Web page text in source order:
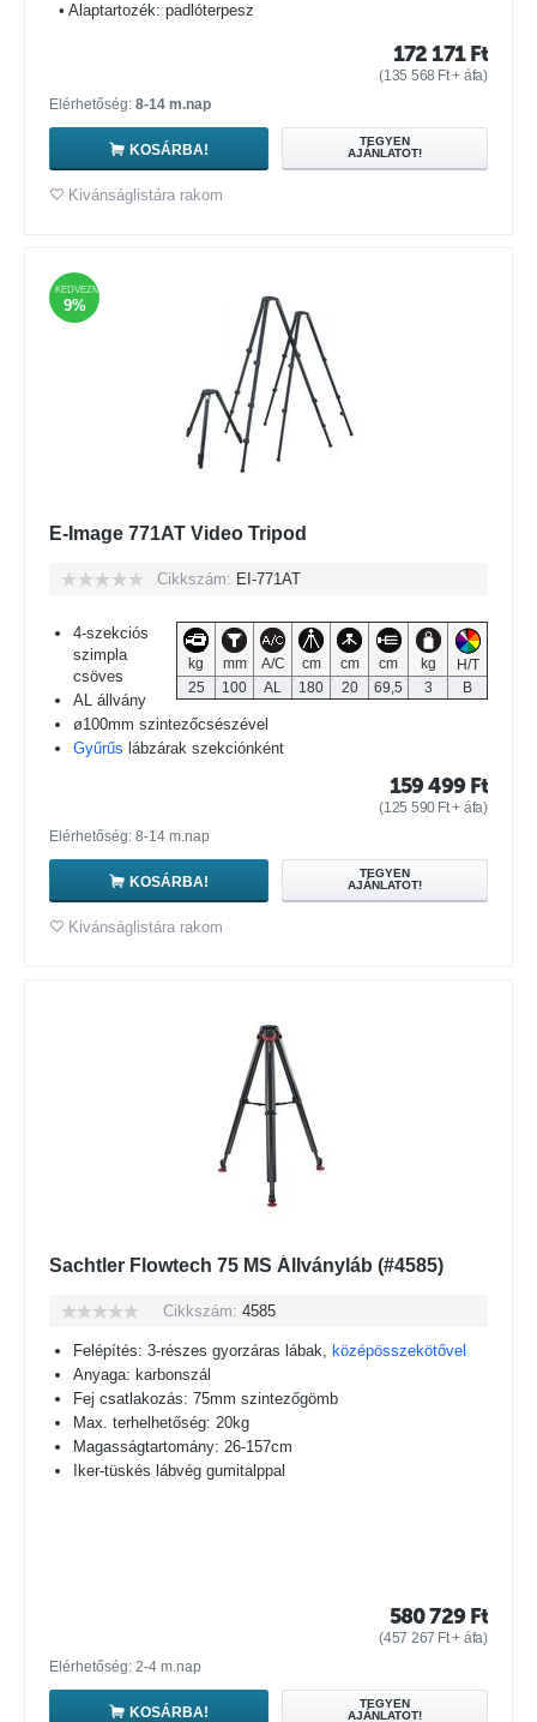
• Alaptartozék: padlóterpesz
172 171 Ft
(135 568 Ft+ áfa)
Elérhetőség: 8-14 m.nap
KOSÁRBA!
TEGYEN
AJÁNLATOT!
Kivánságlistára rakom
KEDVEZMÉNY
9%
E-Image 771AT Video Tripod
Cikkszám: EI-771AT
kg mm A/C cm cm cm kg
H/T
25
100 AL 180 20 69,5 3 B
4-szekciós
szimpla
csöves
AL állvány
ø100mm szintezőcsészével
Gyűrűs lábzárak szekciónként
159 499 Ft
(125 590 Ft+ áfa)
Elérhetőség: 8-14 m.nap
KOSÁRBA!
TEGYEN
AJÁNLATOT!
Kivánságlistára rakom
Sachtler Flowtech 75 MS Állványláb (#4585)
Cikkszám: 4585
Felépítés: 3-részes gyorzáras lábak, középösszekötővel
Anyaga: karbonszál
Fej csatlakozás: 75mm szintezőgömb
Max. terhelhetőség: 20kg
Magasságtartomány: 26-157cm
Iker-tüskés lábvég gumitalppal
580 729 Ft
(457 267 Ft+ áfa)
Elérhetőség: 2-4 m.nap
KOSÁRBA!
TEGYEN
AJÁNLATOT!